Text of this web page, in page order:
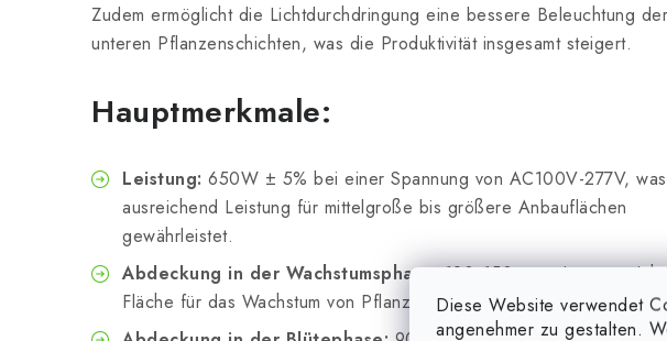
Diese Website verwendet
angenehmer zu gestalten.
Zudem ermöglicht die Lichtdurchdringung eine bessere Beleuchtung der
unteren Pflanzenschichten, was die Produktivität insgesamt steigert.
Hauptmerkmale:
Leistung: 650W ± 5% bei einer Spannung von AC100V-277V, was
ausreichend Leistung für mittelgroße bis größere Anbauflächen
gewährleistet.
Abdeckung in der Wachstumsphase:120x150 cm, eine
Fläche für das Wachstum von Pflanzen in der frühen Phase.